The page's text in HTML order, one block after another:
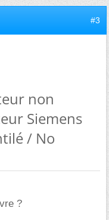
#3
non
Siemens
/ No
?